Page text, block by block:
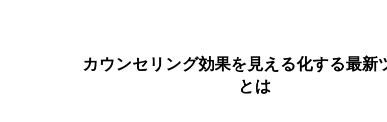
カウンセリング効果を見える化する最新
とは